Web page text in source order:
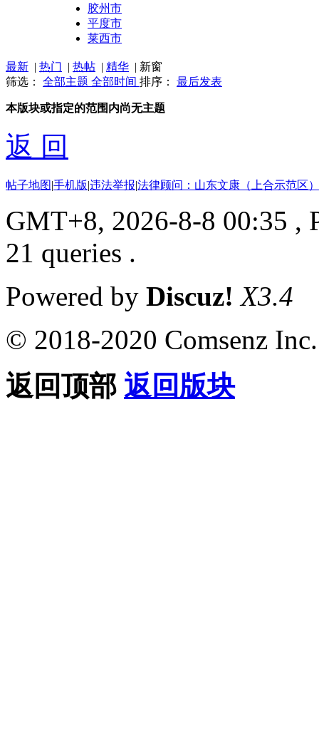
胶州市
平度市
莱西市
最新 | 热门 | 热帖 | 精华 | 新窗
筛选： 全部主题 全部时间 排序： 最后发表
本版块或指定的范围内尚无主题
返 回
帖子地图|手机版|违法举报|法律顾问：山东文康（上合示范区
GMT+8, 2026-8-8 00:35 ,
21 queries .
Powered by Discuz! X3.4
© 2018-2020 Comsenz Inc.
返回顶部 返回版块